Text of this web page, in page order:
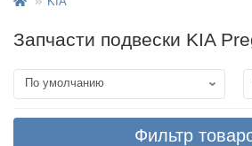
Запчасти подвески KIA
Фильтр